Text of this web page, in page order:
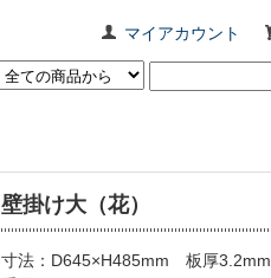
マイアカウント
壁掛け大（花）
寸法：D645×H485mm 板厚3.2mm